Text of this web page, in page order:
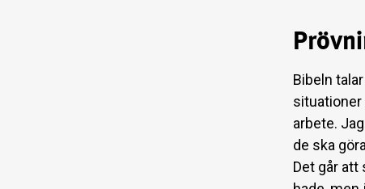
Bibeln
situationer
arbete.
de ska
Det går att